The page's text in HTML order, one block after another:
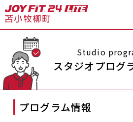
店舗トップ
会員の方へトップ
Studio
スタジオプログ
プログラム情報